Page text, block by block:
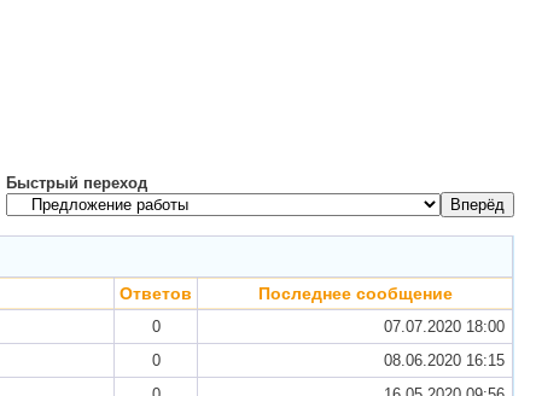
Быстрый переход
Ответов Последнее сообщение
0 07.07.2020 18:00
0 08.06.2020 16:15